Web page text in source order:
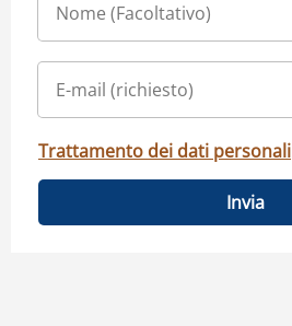
Trattamento dei dati personali
Invia